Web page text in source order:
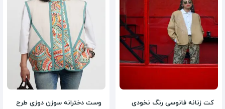
کت زنانه فانوسی رنگ نخودی
وست دخترانه سوزن دوزی طرح